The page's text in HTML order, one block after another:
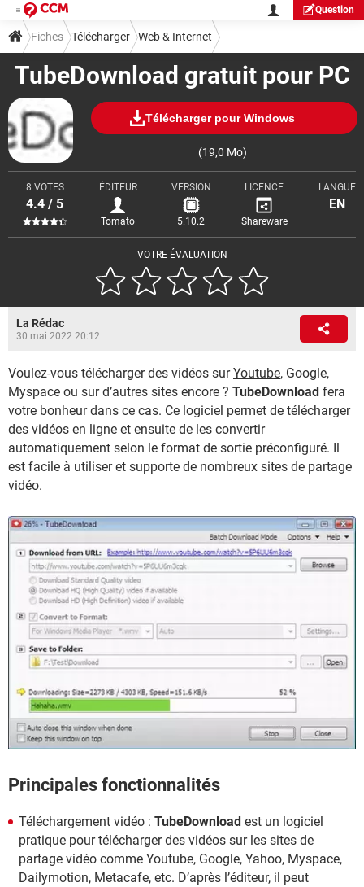
Question
TubeDownload gratuit pour PC
Télécharger pour Windows
(19,0 Mo)
VOTRE ÉVALUATION
8 VOTES
4.4 / 5
ÉDITEUR
Tomato
VERSION
5.10.2
LICENCE
Shareware
LANGUE
EN
Fiches Télécharger Web & Internet
Téléchargement & Transfert
La Rédac
30 mai 2022 20:12
Voulez-vous télécharger des vidéos surYoutube, Google,
Myspace ou sur d’autres sites encore ? TubeDownload fera
votre bonheur dans ce cas. Ce logiciel permet de télécharger
des vidéos en ligne et ensuite de les convertir
automatiquement selon le format de sortie préconfiguré. Il
est facile à utiliser et supporte de nombreux sites de partage
vidéo.
Principales fonctionnalités
Téléchargement vidéo : TubeDownload est un logiciel
pratique pour télécharger des vidéos sur les sites de
partage vidéo comme Youtube, Google, Yahoo, Myspace,
Dailymotion, Metacafe, etc. D’après l’éditeur, il peut